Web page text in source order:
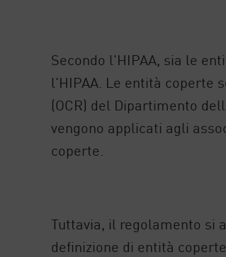
Secondo l'HIPAA, sia le
l'HIPAA. Le entità coperte
(OCR) del Dipartimento
vengono applicati agli
coperte.
Tuttavia, il regolamento si
definizione di entità